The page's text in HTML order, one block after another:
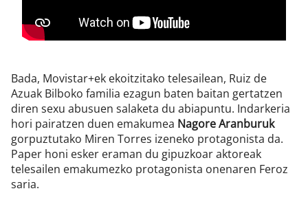
Bada, Movistar+ek ekoitzitako telesailean, Ruiz de
Azuak Bilboko familia ezagun baten baitan gertatzen
diren sexu abusuen salaketa du abiapuntu. Indarkeria
hori pairatzen duen emakumea Nagore Aranburuk
gorpuztutako Miren Torres izeneko protagonista da.
Paper honi esker eraman du gipuzkoar aktoreak
telesailen emakumezko protagonista onenaren Feroz
saria.